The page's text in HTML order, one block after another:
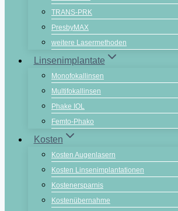
TRANS-PRK
PresbyMAX
weitere Lasermethoden
Linsenimplantate
Monofokallinsen
Multifokallinsen
Phake IOL
Femto-Phako
Kosten
Kosten Augenlasern
Kosten Linsenimplantationen
Kostenersparnis
Kostenübernahme